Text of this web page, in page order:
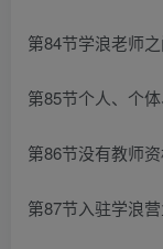
第84节学浪老师
第85节个人、个
第86节没有教师
第87节入驻学浪